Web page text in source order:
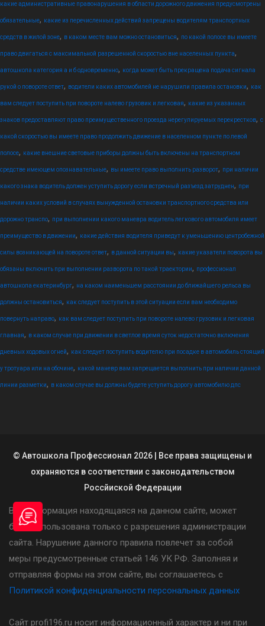
какие административные правонарушения в области дорожного движения предусмотрены
обязательные, какие из перечисленных действий запрещены водителям транспортных
средств в жилой зоне, в каком месте вам можно остановиться, по какой полосе вы имеете
право двигаться с максимальной разрешенной скоростью вне населенных пункта,
автошкола категория а и б одновременно, когда может быть прекращена подача сигнала
рукой о повороте ответ, водители каких автомобилей не нарушили правила остановки, как
вам следует поступить при повороте налево грузовик и легковая, какие из указанных
знаков предоставляют право преимущественного проезда нерегулируемых перекрестков, с
какой скоростью вы имеете право продолжить движение в населенном пункте по левой
полосе, какие внешние световые приборы должны быть включены на транспортном
средстве имеющем опознавательные, вы имеете право выполнить разворот, при наличии
какого знака водитель должен уступить дорогу если встречный разъезд затруднен, при
наличии каких условий в случаях вынужденной остановки транспортного средства или
дорожно транспо, при выполнении какого маневра водитель легкового автомобиля имеет
преимущество в движении, какие действия водителя приведут к уменьшению центробежной
силы возникающей на повороте ответ, в данной ситуации вы, какие указатели поворота вы
обязаны включить при выполнении разворота по такой траектории, профессионал
автошкола екатеринбург, на каком наименьшем расстоянии до ближайшего рельса вы
должны остановиться, как следует поступить в этой ситуации если вам необходимо
повернуть направо, как вам следует поступить при повороте налево грузовик и легковая
главная, в каком случае при движении в светлое время суток недостаточно включения
дневных ходовых огней, как следует поступить водителю при посадке в автомобиль стоящий
у тротуара или на обочине, какой маневр вам запрещается выполнить при наличии данной
линии разметки, в каком случае вы должны будете уступить дорогу автомобилю дпс
© Автошкола Профессионал 2026 | Все права защищены и
охраняются в соответствии с законодательством
Россйиской Федерации
Вся информация находящаяся на данном сайте, может
быть использована только с разрешения администрации
сайта. Нарушение данного правила повлечет за собой
меры предусмотренные статьей 146 УК РФ. Заполняя и
отправляя формы на этом сайте, вы соглашаетесь с
Политикой конфиденциальности персональных данных
Сайт profi196.ru носит информационный характер и ни при